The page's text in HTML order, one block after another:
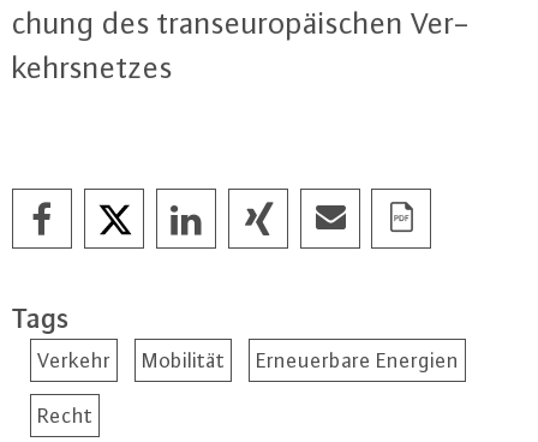
chung des trans­eu­ro­päi­schen Ver­
kehrs­net­zes
Tags
Verkehr Mobilität Erneuerbare Energien
Recht